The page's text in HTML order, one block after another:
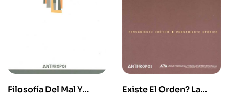
Filosofía Del Mal Y
Existe El Orden? La